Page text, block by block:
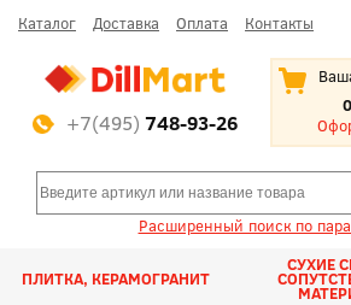
Каталог Доставка Оплата Контакты
+7(495) 748-93-26
Расширенный поиск по
ПЛИТКА, КЕРАМОГРАНИТ
СУХИЕ